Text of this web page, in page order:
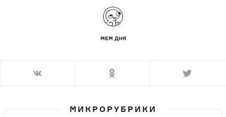
МЕМ ДНЯ
МИКРОРУБРИКИ